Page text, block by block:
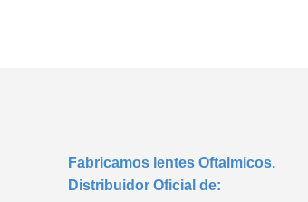
Fabricamos lentes Oftalmicos.
Distribuidor Oficial de: